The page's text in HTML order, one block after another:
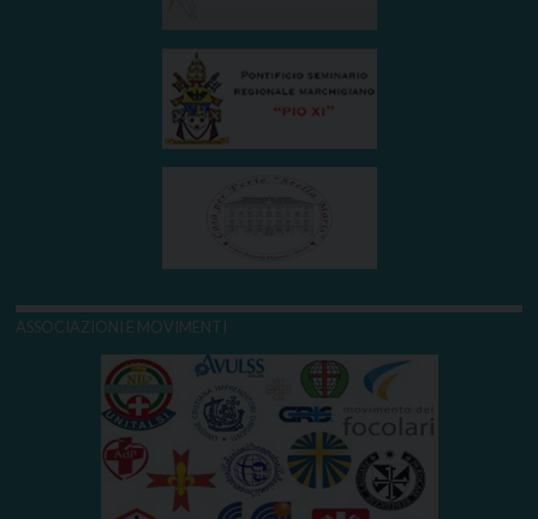
ASSOCIAZIONI E MOVIMENTI